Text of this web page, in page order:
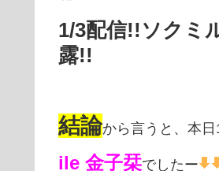
1/3配信!!ソクミ
露!!
結論から言うと、本
ile 金子栞でしたー